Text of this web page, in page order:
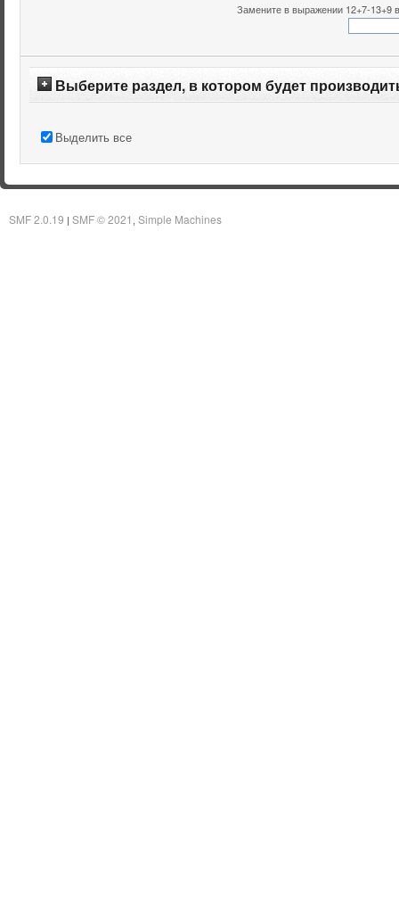
Замените в выражении 12+7-13+9
Выберите раздел, в котором будет
Выделить все
SMF 2.0.19 | SMF © 2021 Simple Machines